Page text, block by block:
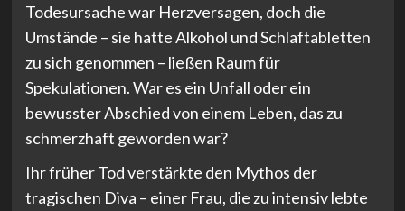
Todesursache war Herzversagen, doch die
Umstände – sie hatte Alkohol und Schlaftabletten
zu sich genommen – ließen Raum für
Spekulationen. War es ein Unfall oder ein
bewusster Abschied von einem Leben, das zu
schmerzhaft geworden war?
Ihr früher Tod verstärkte den Mythos der
tragischen Diva – einer Frau, die zu intensiv lebte